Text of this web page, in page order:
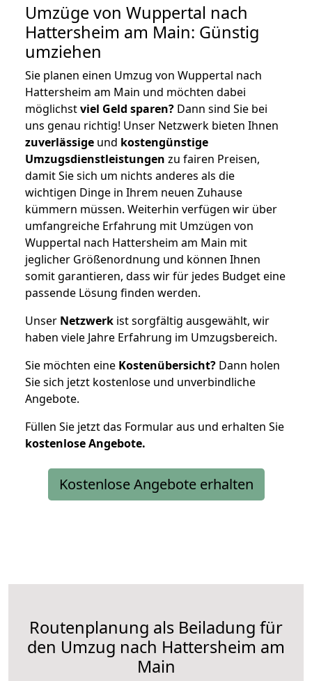
Umzüge von Wuppertal nach
Hattersheim am Main: Günstig
umziehen
Sie planen einen Umzug von Wuppertal nach
Hattersheim am Main und möchten dabei
möglichstviel Geld sparen? Dann sind Sie bei
uns genau richtig! Unser Netzwerk bieten Ihnen
zuverlässige und kostengünstige
Umzugsdienstleistungen zu fairen Preisen,
damit Sie sich um nichts anderes als die
wichtigen Dinge in Ihrem neuen Zuhause
kümmern müssen. Weiterhin verfügen wir über
umfangreiche Erfahrung mit Umzügen von
Wuppertal nach Hattersheim am Main mit
jeglicher Größenordnung und können Ihnen
somit garantieren, dass wir für jedes Budget eine
passende Lösung finden werden.
Unser Netzwerk ist sorgfältig ausgewählt, wir
haben viele Jahre Erfahrung im Umzugsbereich.
Sie möchten eine Kostenübersicht? Dann holen
Sie sich jetzt kostenlose und unverbindliche
Angebote.
Füllen Sie jetzt das Formular aus und erhalten Sie
kostenloseAngebote.
Kostenlose Angebote erhalten
Routenplanung als Beiladung für
den Umzug nach Hattersheim am
Main